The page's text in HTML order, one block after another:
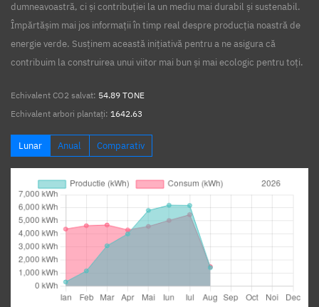
dumneavoastră, ci și contribuției la un mediu mai durabil și sustenabil.
Împărtășim mai jos informații în timp real despre producția noastră de
energie verde. Susținem această inițiativă pentru a ne asigura că
contribuim la construirea unui viitor mai bun și mai ecologic pentru toți.
Echivalent CO2 salvat: 54.89 TONE
Echivalent arbori plantați: 1642.63
Lunar Anual Comparativ